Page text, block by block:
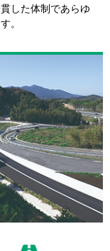
した体制であらゆ
。